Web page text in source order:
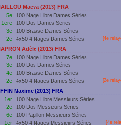
Maëva (2013) FRA
5e
100 Nage Libre Dames Séries
1ère
100 Dos Dames Séries
3e
100 Brasse Dames Séries
2e
4x50 4 Nages Dames Séries [4e
Adèle (2013) FRA
7e
100 Nage Libre Dames Séries
3e
100 Dos Dames Séries
4e
100 Brasse Dames Séries
2e
4x50 4 Nages Dames Séries [2e
Maxime (2013) FRA
1er
100 Nage Libre Messieurs Séries
2e
100 Dos Messieurs Séries
6e
100 Papillon Messieurs Séries
1er
4x50 4 Nages Messieurs Séries [4e